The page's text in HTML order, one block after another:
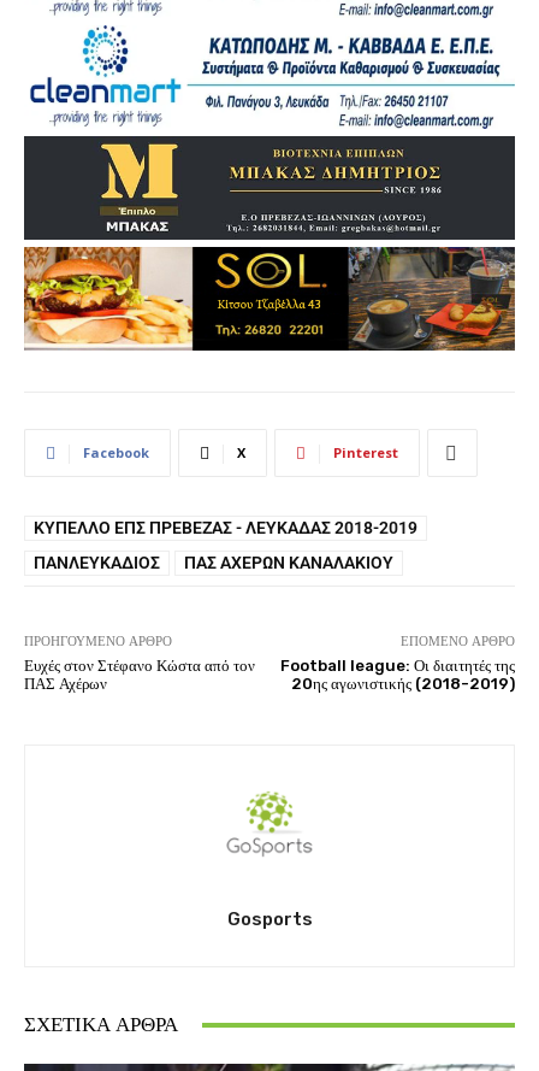
Facebook X Pinterest
ΚΎΠΕΛΛΟ ΕΠΣ ΠΡΈΒΕΖΑΣ - ΛΕΥΚΆΔΑΣ 2018-2019
ΠΑΝΛΕΥΚΆΔΙΟΣ
ΠΑΣ ΑΧΈΡΩΝ ΚΑΝΑΛΑΚΊΟΥ
ΠΡΟΗΓΟΎΜΕΝΟ ΆΡΘΡΟ
Ευχές στον Στέφανο Κώστα από τον
ΠΑΣ Αχέρων
ΕΠΌΜΕΝΟ ΆΡΘΡΟ
Football league: Οι διαιτητές της
20ης αγωνιστικής (2018-2019)
Gosports
ΣΧΕΤΙΚΆ ΆΡΘΡΑ